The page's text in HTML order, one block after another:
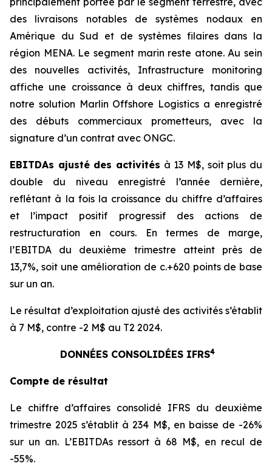
des livraisons notables de systèmes nodaux en
Amérique du Sud et de systèmes filaires dans la
région MENA. Le segment marin reste atone. Au sein
des nouvelles activités, Infrastructure monitoring
affiche une croissance à deux chiffres, tandis que
notre solution Marlin Offshore Logistics a enregistré
des débuts commerciaux prometteurs, avec la
signature d’un contrat avec ONGC.
EBITDAs ajusté des activités à 13 M$, soit plus du
double du niveau enregistré l’année dernière,
reflétant à la fois la croissance du chiffre d’affaires
et l’impact positif progressif des actions de
restructuration en cours. En termes de marge,
l’EBITDA du deuxième trimestre atteint près de
13,7%, soit une amélioration de c.+620 points de base
sur un an.
Le résultat d’exploitation ajusté des activités s’établit
à 7 M$, contre -2 M$ au T2 2024.
DONNÉES CONSOLIDÉES IFRS4
Compte de résultat
Le chiffre d’affaires consolidé IFRS du deuxième
trimestre 2025 s’établit à 234 M$, en baisse de -26%
sur un an. L’EBITDAs ressort à 68 M$, en recul de
-55%.